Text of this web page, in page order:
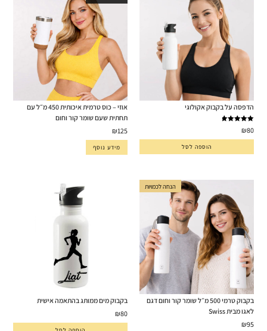
הדפסה על בקבוק אקולוגי
דורג5.00₪80
הוספה לסל
אוזי – כוס טרמית איכותית 450 מ״ל עם
תחתית שעם שומר קור וחום
₪125
מידע נוסף
הנחה לכמויות
בקבוק טרמי 500 מ״ל שומר קור וחום דגם
לאגו מבית Swiss
₪95
בקבוק מים ממותג בהתאמה אישית
₪80